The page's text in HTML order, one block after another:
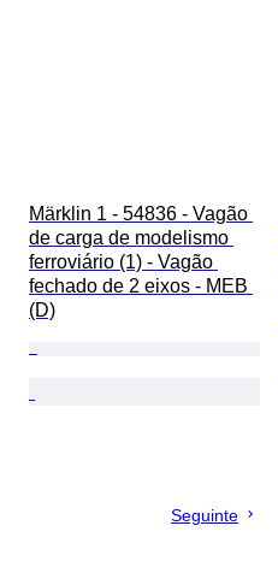
Märklin 1 - 54836 - Vagão
de carga de modelismo
ferroviário (1) - Vagão
fechado de 2 eixos - MEB
(D)
Seguinte